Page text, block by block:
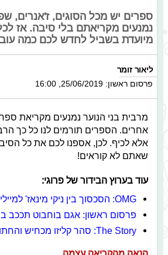
ספרים יש מכל הסוגים, ז'אנרים,
נמנעים מקריאתם בלי סיבה. אז
מיועדת בשביל לחדש לכם כמה
ליאור זומר
פרסום ראשון: 25/06/2019, 16:00
מרבית בני הנוער נמנעים מקריאת
אחרים. הספרים תורמים לנו כל כך
אלא לכיף. לכן, אספנו לכם את כל
שאתם לא קוראים!
עוד בערוץ הבידור של פרוגי:
OMG: הסכסוך בין ניקי מינאז' למיילי סיירוס עולה שלב
פרסום ראשון: אגם בוחבוט תככב
The Story: סהר קליזו מכחיש והחתונה של גל זהבי